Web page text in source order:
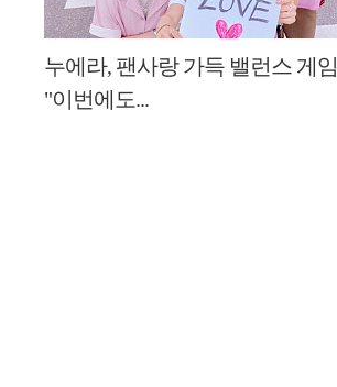
누에라, 팬사랑 가득 밸런스 게임
"이번에도...